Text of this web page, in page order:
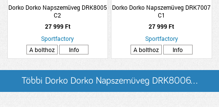
Dorko Dorko Napszemüveg DRK8005
C2
27 999 Ft
Sportfactory
A bolthoz
Info
Dorko Dorko Napszemüveg DRK7007
C1
27 999 Ft
Sportfactory
A bolthoz
Info
Többi Dorko Dorko Napszemüveg DRK8006...